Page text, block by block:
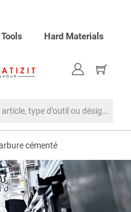
Hard Materials
Afficher
le
type d’outil ou désignation
cémenté